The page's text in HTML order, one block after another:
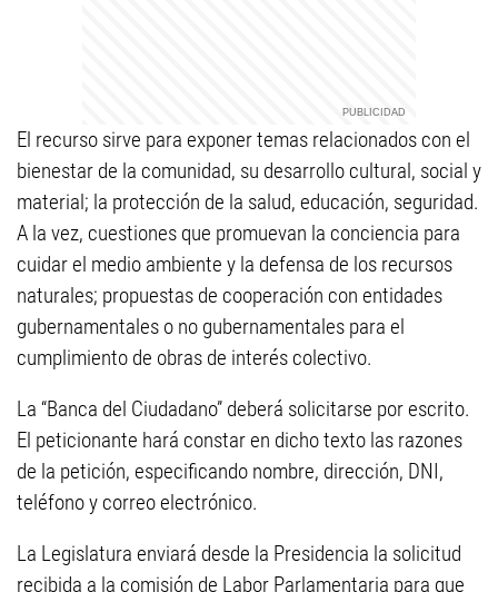
El recurso sirve para exponer temas relacionados con el
bienestar de la comunidad, su desarrollo cultural, social y
material; la protección de la salud, educación, seguridad.
A la vez, cuestiones que promuevan la conciencia para
cuidar el medio ambiente y la defensa de los recursos
naturales; propuestas de cooperación con entidades
gubernamentales o no gubernamentales para el
cumplimiento de obras de interés colectivo.
La “Banca del Ciudadano” deberá solicitarse por escrito.
El peticionante hará constar en dicho texto las razones
de la petición, especificando nombre, dirección, DNI,
teléfono y correo electrónico.
La Legislatura enviará desde la Presidencia la solicitud
recibida a la comisión de Labor Parlamentaria para que